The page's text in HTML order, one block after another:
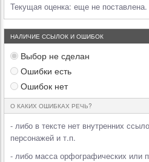
Текущая оценка: еще не поставлена.
НАЛИЧИЕ ССЫЛОК И ОШИБОК
Выбор не сделан
Ошибки есть
Ошибок нет
О КАКИХ ОШИБКАХ РЕЧЬ?
- либо в тексте нет внутренних
персонажей и т.п.
- либо масса орфографических или